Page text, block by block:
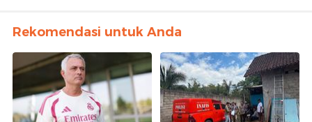
Rekomendasi untuk Anda